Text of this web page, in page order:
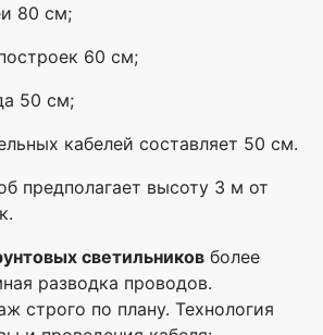
80 см;
60 см;
50 см;
кабелей составляет 50 см.
предполагает высоту 3 м от
светильников более
разводка проводов.
строго по плану. Технология